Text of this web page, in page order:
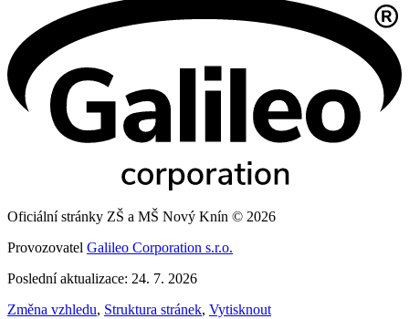
Oficiální stránky ZŠ a MŠ Nový Knín © 2026
Provozovatel Galileo Corporation s.r.o.
Poslední aktualizace: 24. 7. 2026
Změna vzhledu, Struktura stránek, Vytisknout